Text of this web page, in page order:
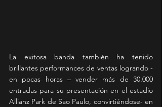
La exitosa banda también ha tenido
brillantes performances de ventas logrando -
en pocas horas – vender más de 30.000
entradas para su presentación en el estadio
Allianz Park de Sao Paulo, convirtiéndose- en